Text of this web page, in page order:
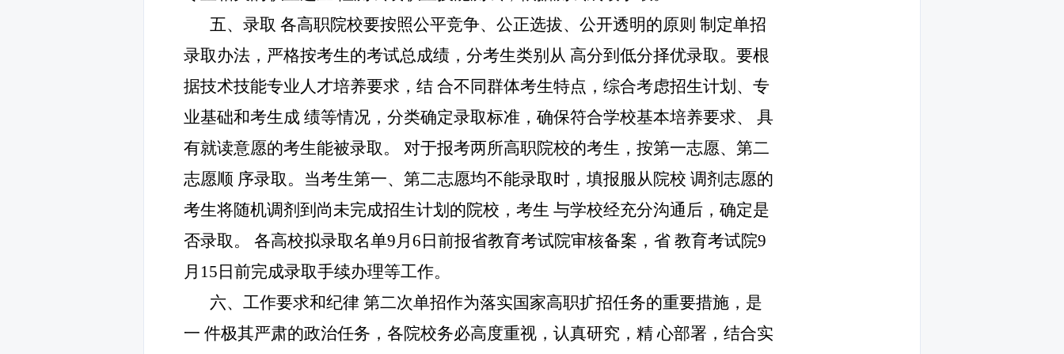
五、录取各高职院校要按照公平竞争、公正选拔、公开透明的原则制定单招
录取办法，严格按考生的考试总成绩，分考生类别从 高分到低分择优录取。要根
据技术技能专业人才培养要求，结合不同群体考生特点，综合考虑招生计划、专
业基础和考生成绩等情况，分类确定录取标准，确保符合学校基本培养要求、具
有就读意愿的考生能被录取。对于报考两所高职院校的考生，按第一志愿、第二
志愿顺 序录取。当考生第一、第二志愿均不能录取时，填报服从院校调剂志愿的
考生将随机调剂到尚未完成招生计划的院校，考生与学校经充分沟通后，确定是
否录取。各高校拟录取名单9月 6 日前报省教育考试院审核备案，省教育考试院9
月 15 日前完成录取手续办理等工作。
六、工作要求和纪律第二次单招作为落实国家高职扩招任务的重要措施，是
一件极其严肃的政治任务，各院校务必高度重视，认真研究，精心部署，结合实